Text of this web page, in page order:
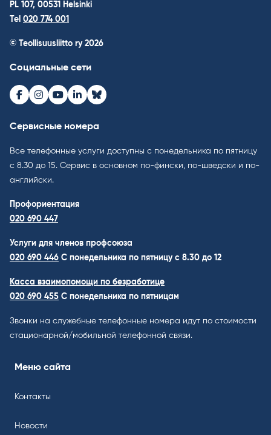
PL 107, 00531 Helsinki
Tel 020 774 001
© Teollisuusliitto ry 2026
Социальные сети
Facebook
Instagram
Youtube
LinkedInBluesky
Сервисные номера
Все телефонные услуги доступны с понедельника по пятницу
с 8.30 до 15. Cервис в основном по-фински, по-шведски и по-
английски.
Профориентация
020 690 447
Услуги для членов профсоюза
020 690 446 C понедельника по пятницу с 8.30 до 12
Касса взаимопомощи по безработице
020 690 455 С понедельника по пятницам
Звонки на служебные телефонные номера идут по стоимости
стационарной/мобильной телефонной связи.
Меню сайта
Контакты
Новости